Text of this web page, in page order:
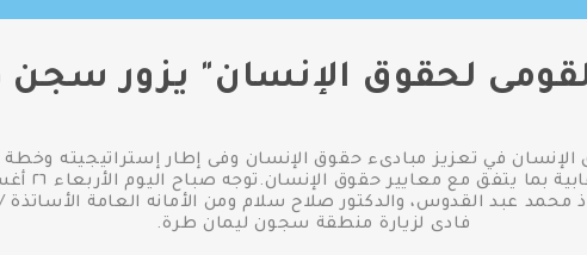
لحقوق الإنسان" يزور سجن
في تعزيز مبادىء حقوق الإنسان وفى إطار إستراتيجيته
عبد القدوس، والدكتور صلاح سلام ومن الأمانه العامة
فادى لزيارة منطقة سجون ليمان طرة.